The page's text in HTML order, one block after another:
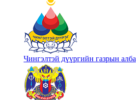
Чингэлтэй дүүргийн газрын алба